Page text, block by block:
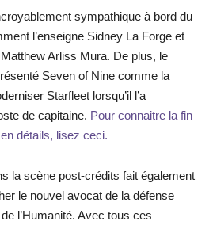
sympathique à bord du
l’enseigne Sidney La Forge et
Arliss Mura. De plus, le
Seven of Nine comme la
Starfleet lorsqu’il l’a
de capitaine. Pour connaitre la fin
détails, lisez ceci.
la scène post-crédits fait également
le nouvel avocat de la défense
l’Humanité. Avec tous ces